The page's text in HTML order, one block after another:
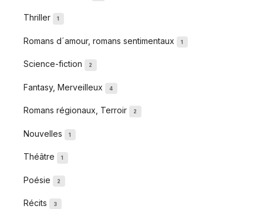
Thriller 1
Romans d´amour, romans sentimentaux 1
Science-fiction 2
Fantasy, Merveilleux 4
Romans régionaux, Terroir 2
Nouvelles 1
Théâtre 1
Poésie 2
Récits 3